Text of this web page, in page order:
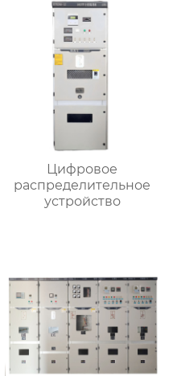
Цифровое
распределительное
устройство